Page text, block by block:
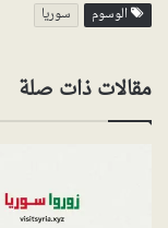
الوسوم سوريا
مقالات ذات صلة